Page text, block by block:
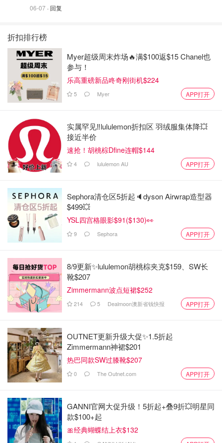
06-07 · 回复
折扣排行榜
Myer超级周末炸场🔥满$100返$15 Chanel也
参与！
乐高重磅新品咚奇刚街机$224
5 Myer APP打开
实属罕见‼️lululemon折扣区 羽绒服集体降💥
接近半价
速抢！胡桃棕Dfine连帽$144
4 lululemon AU APP打开
Sephora清仓区5折起🔈dyson Airwrap造型器
$499💥
YSL四宫格眼影$91($130)👀
9 Sephora APP打开
8/9更新✨lululemon胡桃棕夹克$159、SW长
靴$207
Zimmermann波点短裙$252
214 5 Dealmoon澳新省钱快报 APP打开
OUTNET更新升级大促✨1.5折起
Zimmermann神裙$201
热巴同款SW过膝靴$207
0 The Outnet.com APP打开
GANNI官网大促升级！5折起+叠9折💥明星同
款$100+起
🎀经典蝴蝶结上衣$132